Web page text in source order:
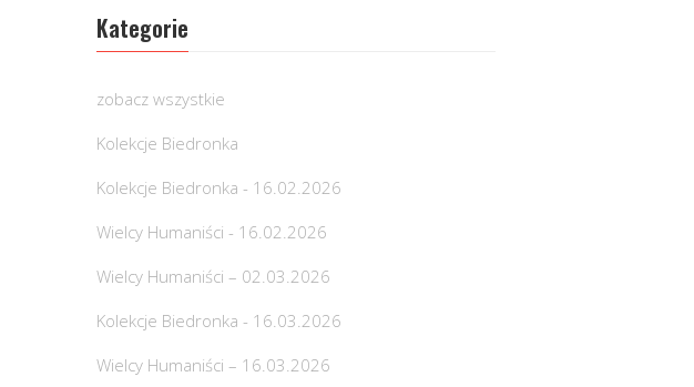
Kategorie
zobacz wszystkie
Kolekcje Biedronka
Kolekcje Biedronka - 16.02.2026
Wielcy Humaniści - 16.02.2026
Wielcy Humaniści – 02.03.2026
Kolekcje Biedronka - 16.03.2026
Wielcy Humaniści – 16.03.2026